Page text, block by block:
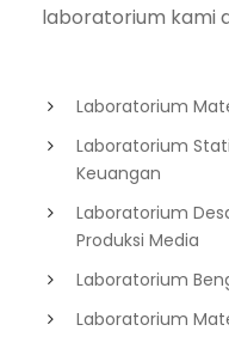
laboratorium kami
Laboratorium
Laboratorium
Keuangan
Laboratorium
Produksi Media
Laboratorium
Laboratorium